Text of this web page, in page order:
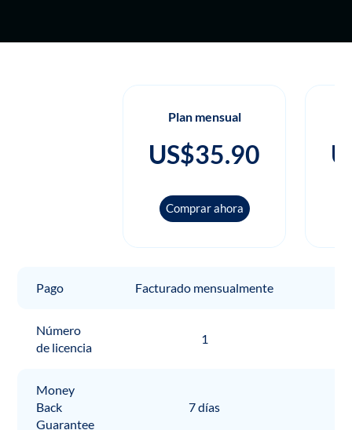
Plan mensual
US$35.90
Comprar ahora
Pago Facturado mensualmente
Número
de licencia
1
Money
Back
Guarantee
7 días